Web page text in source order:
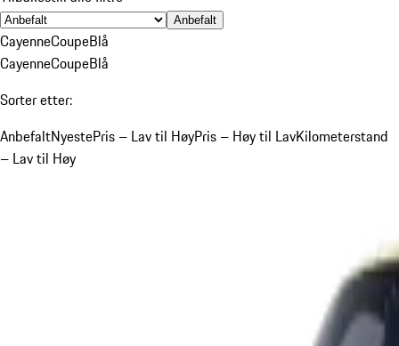
Anbefalt
CayenneCoupeBlå
CayenneCoupeBlå
Sorter etter:
AnbefaltNyestePris – Lav til HøyPris – Høy til LavKilometerstand
– Lav til Høy